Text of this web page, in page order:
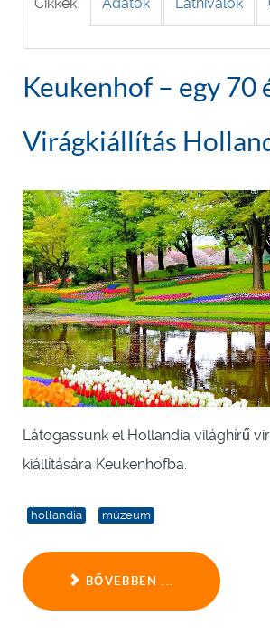
Keukenhof – egy 70
Virágkiállítás
Látogassunk el Hollandia világhírű
kiállítására Keukenhofba.
hollandia múzeum
BŐVEBBEN ...